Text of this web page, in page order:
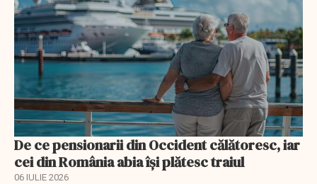
De ce pensionarii din Occident călătoresc, iar
cei din România abia își plătesc traiul
06 IULIE 2026